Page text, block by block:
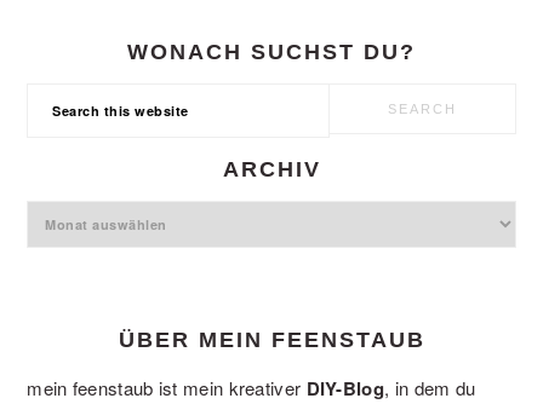
WONACH SUCHST DU?
ARCHIV
Archiv
ÜBER MEIN FEENSTAUB
mein feenstaub ist mein kreativer DIY-Blog, in dem du